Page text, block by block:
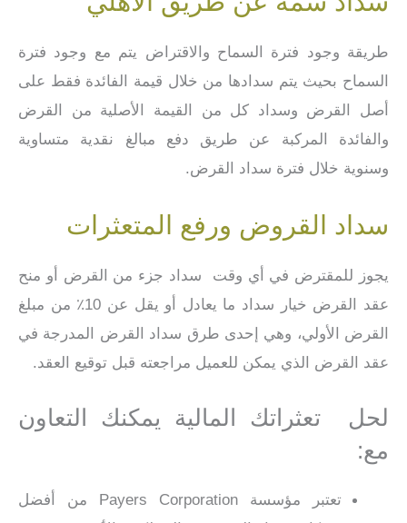
طريقة وجود فترة السماح والاقتراض يتم مع وجود فترة
السماح بحيث يتم سدادها من خلال قيمة الفائدة فقط على
أصل القرض وسداد كل من القيمة الأصلية من القرض
والفائدة المركبة عن طريق دفع مبالغ نقدية متساوية
وسنوية خلال فترة سداد القرض.
سداد القروض ورفع المتعثرات
يجوز للمقترض في أي وقت سداد جزء من القرض أو منح
عقد القرض خيار سداد ما يعادل أو يقل عن 10٪ من مبلغ
القرض الأولي، وهي إحدى طرق سداد القرض المدرجة في
عقد القرض الذي يمكن للعميل مراجعته قبل توقيع العقد.
لحل تعثراتك المالية يمكنك التعاون
مع:
تعتبر مؤسسة Payers Corporation من أفضل